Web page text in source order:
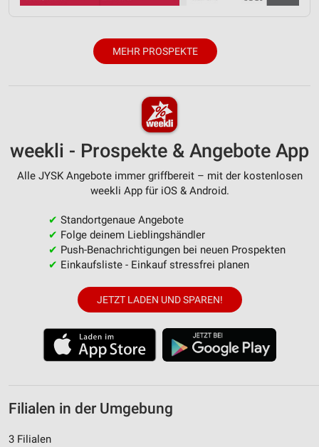
MEHR PROSPEKTE
weekli - Prospekte & Angebote App
Alle JYSK Angebote immer griffbereit – mit der kostenlosen
weekli App für iOS & Android.
✔ Standortgenaue Angebote
✔ Folge deinem Lieblingshändler
✔ Push-Benachrichtigungen bei neuen Prospekten
✔ Einkaufsliste - Einkauf stressfrei planen
JETZT LADEN UND SPAREN!
Filialen in der Umgebung
3 Filialen
Messung der Performance von Inhalten
Analyse von Zielgruppen durch Statistiken oder
Kombinationen von Daten aus verschiedenen
Verwendung reduzierter Daten zur Auswahl von
IAB-Besonderheiten:
Verwendung genauer Standortdaten
Informationen identifizieren
Nicht-IAB-Verarbeitungszwecke:
Notwendig
Performance
Werbung